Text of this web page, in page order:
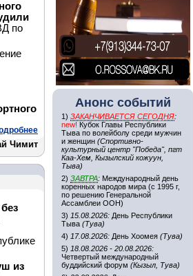
по
Чимит
из
Анонс событий
1) ЗАКАНЧИВАЕТСЯ СЕГОДНЯ:
new! Кубок Главы Республики
Тыва по волейболу среди мужчин
и женщин (Спортивно-
культурный центр "Победа", пгт
Каа-Хем, Кызылский кожуун,
Тыва)
2) ЗАВТРА: Международный день
коренных народов мира (с 1995 г,
по решению Генеральной
Ассамблеи ООН)
3) 15.08.2026: День Республики
Тыва (Тува)
4) 17.08.2026: День Хоомея (Тува)
5) 18.08.2026 - 20.08.2026:
Четвертый международный
буддийский форум (Кызыл, Тува)